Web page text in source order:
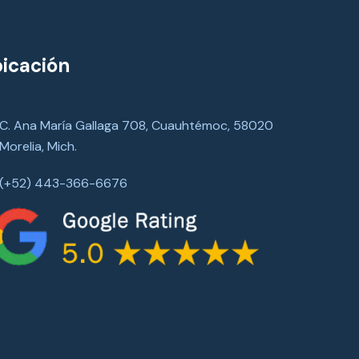
Ana María Gallaga 708, Cuauhtémoc, 58020
Mich.
443-366-6676